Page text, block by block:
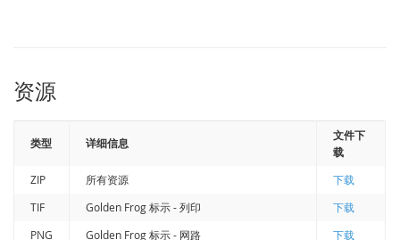
资源
类型 详细信息
文件下
载
ZIP 所有资源
下载
TIF
Golden Frog 标示 - 列印
下载
PNG
Golden Frog 标示 - 网路
下载